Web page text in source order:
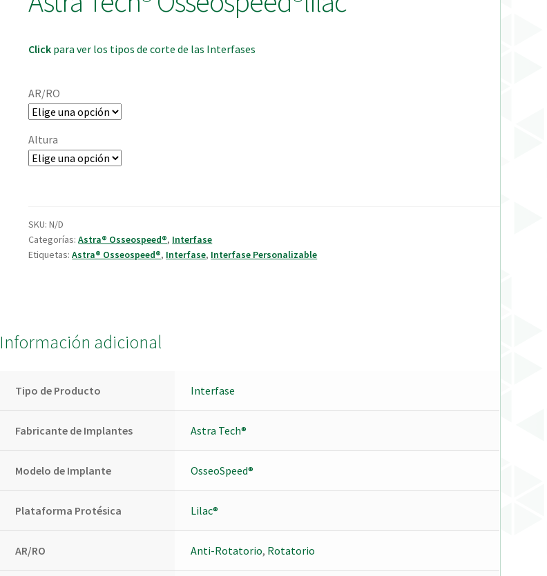
Click para ver los tipos de corte de las Interfases
AR/RO
Altura
SKU:N/D
Categorías:Astra® Osseospeed®, Interfase
Etiquetas:Astra® Osseospeed®, Interfase, Interfase Personalizable
Información adicional
Tipo de Producto Interfase
Fabricante de Implantes Astra Tech®
Modelo de Implante OsseoSpeed®
Plataforma Protésica Lilac®
AR/RO Anti-Rotatorio, Rotatorio